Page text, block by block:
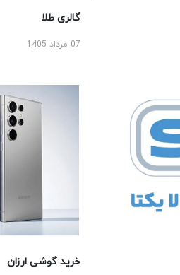
گالری طلا
07 مرداد 1405
خرید گوشی ارزان